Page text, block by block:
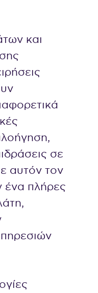
και
σε
αυτόν τον
ένα πλήρες